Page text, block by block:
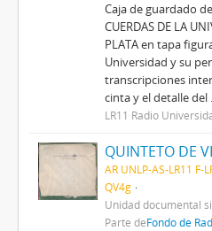
Caja de guardado
CUERDAS DE LA
PLATA en tapa
Universidad y su
transcripciones
cinta y el detalle del
LR11 Radio
AR UNLP-AS-LR11 F-
QV4g
Unidad documental
Parte deFondo de